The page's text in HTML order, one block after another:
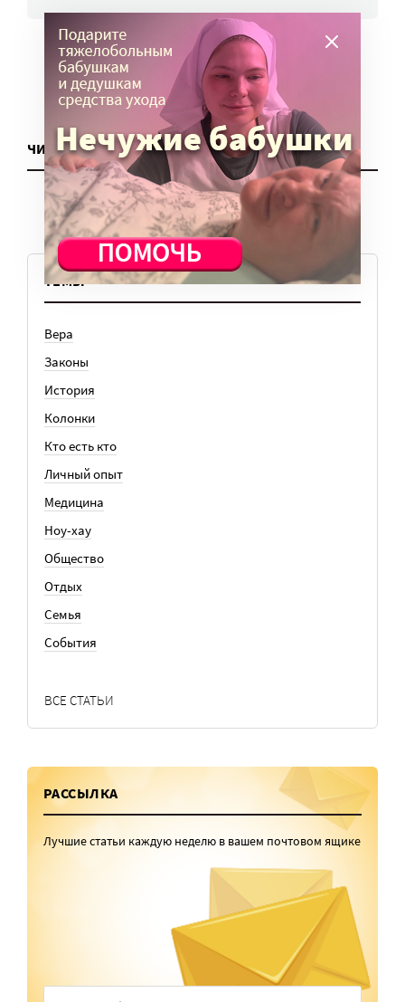
ЧИТАТЬ ЕЩЕ
ТЕМЫ
Вера
Законы
История
Колонки
Кто есть кто
Личный опыт
Медицина
Ноу-хау
Общество
Отдых
Семья
События
ВСЕ СТАТЬИ
РАССЫЛКА
Лучшие статьи каждую неделю в вашем почтовом ящике